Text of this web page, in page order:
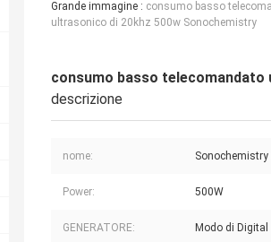
Grande immagine : consumo basso
ultrasonico di 20khz 500w Sonochemistry
consumo basso
descrizione
nome:
Power: 500W
GENERATORE: Modo di Digital